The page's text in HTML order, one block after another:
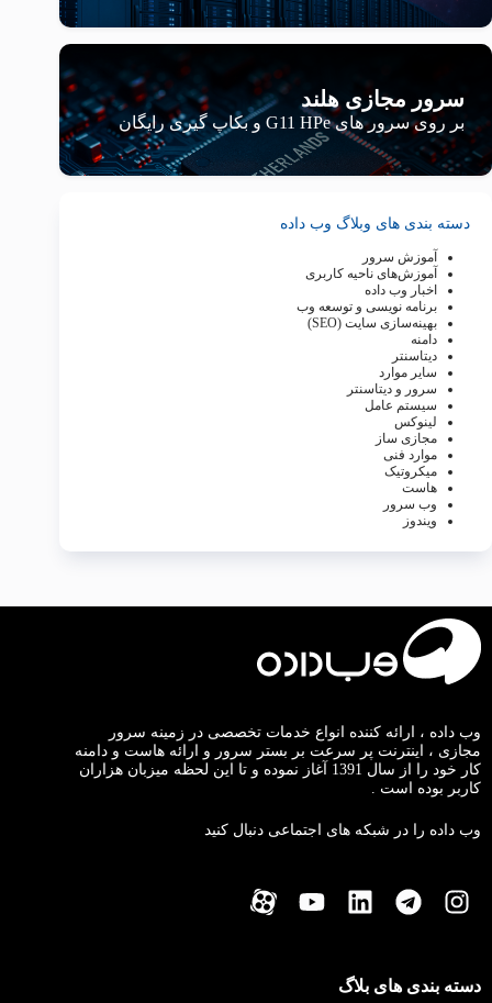
سرور مجازی هلند
بر روی سرور های G11 HPe و بکاپ گیری رایگان
دسته بندی های وبلاگ وب داده
آموزش سرور
آموزش‌های ناحیه کاربری
اخبار وب داده
برنامه نویسی و توسعه وب
بهینه‌سازی سایت (SEO)
دامنه
دیتاسنتر
سایر موارد
سرور و دیتاسنتر
سیستم عامل
لینوکس
مجازی ساز
موارد فنی
میکروتیک
هاست
وب سرور
ویندوز
وب داده ، ارائه کننده انواع خدمات تخصصی در زمینه سرور
مجازی ، اینترنت پر سرعت بر بستر سرور و ارائه هاست و دامنه
کار خود را از سال 1391 آغاز نموده و تا این لحظه میزبان هزاران
کاربر بوده است .
وب داده را در شبکه های اجتماعی دنبال کنید
دسته بندی های بلاگ